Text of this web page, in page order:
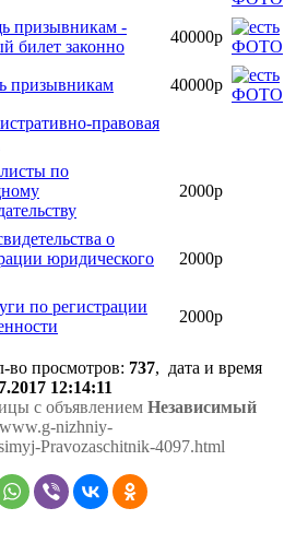
призывникам -
билет законно
40000р
призывникам 40000р
правовая
по
2000р
о
юридического
2000р
по регистрации
2000р
во просмотров: 737, дата и время
12:14:11
с объявлением Независимый
nizhniy-
Pravozaschitnik-4097.html